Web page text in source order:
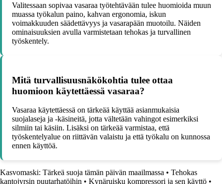
Valitessaan sopivaa vasaraa työtehtävään tulee huomioida muun
muassa työkalun paino, kahvan ergonomia, iskun
voimakkuuden säädettävyys ja vasarapään muotoilu. Näiden
ominaisuuksien avulla varmistetaan tehokas ja turvallinen
työskentely.
Mitä turvallisuusnäkökohtia tulee ottaa
huomioon käytettäessä vasaraa?
Vasaraa käytettäessä on tärkeää käyttää asianmukaisia
suojalaseja ja -käsineitä, jotta vältetään vahingot esimerkiksi
silmiin tai käsiin. Lisäksi on tärkeää varmistaa, että
työskentelyalue on riittävän valaistu ja että työkalu on kunnossa
ennen käyttöä.
Kasvomaski: Tärkeä suoja tämän päivän maailmassa • Tehokas
kantojyrsin puutarhatöihin • Kynäruisku kompressori ja sen käyttö •